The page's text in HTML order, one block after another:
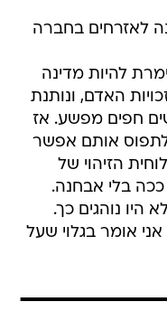
לאזרחים בחברה
להיות מדינה
האדם, ונותנת
חפים מפשע. אז
לתפוס אותם אפשר
הזיהוי של
ככה בלי אבחנה.
היו נוהגים כך.
אומר בגלוי שעל